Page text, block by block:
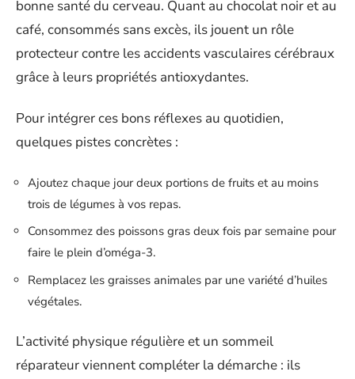
bonne santé du cerveau. Quant au chocolat noir et au
café, consommés sans excès, ils jouent un rôle
protecteur contre les accidents vasculaires cérébraux
grâce à leurs propriétés antioxydantes.
Pour intégrer ces bons réflexes au quotidien,
quelques pistes concrètes :
Ajoutez chaque jour deux portions de fruits et au moins
trois de légumes à vos repas.
Consommez des poissons gras deux fois par semaine pour
faire le plein d’oméga-3.
Remplacez les graisses animales par une variété d’huiles
végétales.
L’activité physique régulière et un sommeil
réparateur viennent compléter la démarche : ils